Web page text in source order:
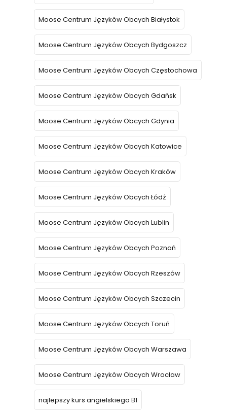
Moose Centrum Języków Obcych Białystok
Moose Centrum Języków Obcych Bydgoszcz
Moose Centrum Języków Obcych Częstochowa
Moose Centrum Języków Obcych Gdańsk
Moose Centrum Języków Obcych Gdynia
Moose Centrum Języków Obcych Katowice
Moose Centrum Języków Obcych Kraków
Moose Centrum Języków Obcych Łódź
Moose Centrum Języków Obcych Lublin
Moose Centrum Języków Obcych Poznań
Moose Centrum Języków Obcych Rzeszów
Moose Centrum Języków Obcych Szczecin
Moose Centrum Języków Obcych Toruń
Moose Centrum Języków Obcych Warszawa
Moose Centrum Języków Obcych Wrocław
najlepszy kurs angielskiego B1